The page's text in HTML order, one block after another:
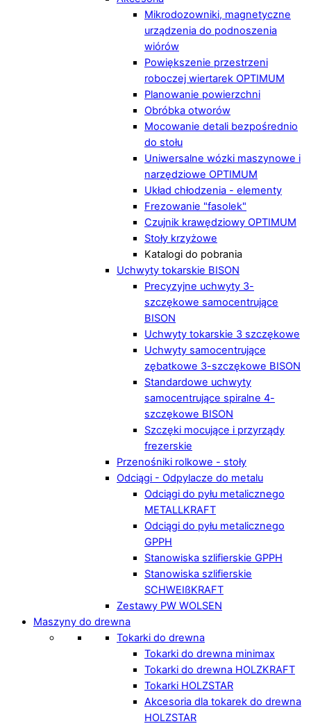
Mikrodozowniki, magnetyczne
urządzenia do podnoszenia
wiórów
Powiększenie przestrzeni
roboczej wiertarek OPTIMUM
Planowanie powierzchni
Obróbka otworów
Mocowanie detali bezpośrednio
do stołu
Uniwersalne wózki maszynowe i
narzędziowe OPTIMUM
Układ chłodzenia - elementy
Frezowanie "fasolek"
Czujnik krawędziowy OPTIMUM
Stoły krzyżowe
Katalogi do pobrania
Uchwyty tokarskie BISON
Precyzyjne uchwyty 3-
szczękowe samocentrujące
BISON
Uchwyty tokarskie 3 szczękowe
Uchwyty samocentrujące
zębatkowe 3-szczękowe BISON
Standardowe uchwyty
samocentrujące spiralne 4-
szczękowe BISON
Szczęki mocujące i przyrządy
frezerskie
Przenośniki rolkowe - stoły
Odciągi - Odpylacze do metalu
Odciągi do pyłu metalicznego
METALLKRAFT
Odciągi do pyłu metalicznego
GPPH
Stanowiska szlifierskie GPPH
Stanowiska szlifierskie
SCHWEIßKRAFT
Zestawy PW WOLSEN
Maszyny do drewna
Tokarki do drewna
Tokarki do drewna minimax
Tokarki do drewna HOLZKRAFT
Tokarki HOLZSTAR
Akcesoria dla tokarek do drewna
HOLZSTAR